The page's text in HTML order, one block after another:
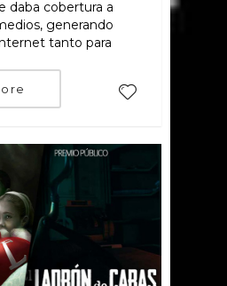
daba cobertura a
generando
tanto para